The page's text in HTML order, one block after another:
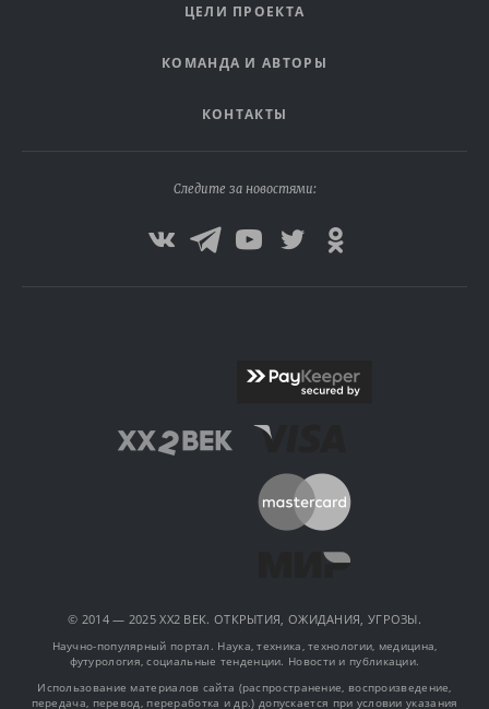
ЦЕЛИ ПРОЕКТА
КОМАНДА И АВТОРЫ
КОНТАКТЫ
Следите за новостями:
© 2014 — 2025 XX2 ВЕК. ОТКРЫТИЯ, ОЖИДАНИЯ, УГРОЗЫ.
Научно-популярный портал. Наука, техника, технологии, медицина,
футурология, социальные тенденции. Новости и публикации.
Использование материалов сайта (распространение, воспроизведение,
передача, перевод, переработка и др.) допускается при условии указания